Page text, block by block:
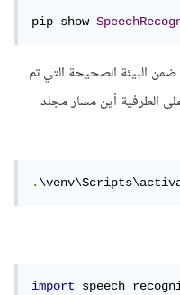
pip show
البيئة الصحيحة التي تم
الطرفية أين مسار مجلد
.
import